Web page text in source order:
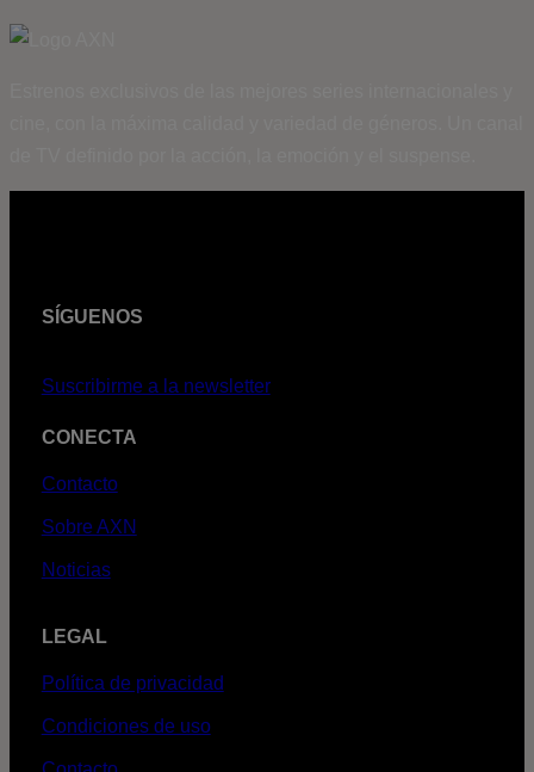
SÍGUENOS
Suscribirme a la newsletter
CONECTA
Contacto
Sobre AXN
Noticias
LEGAL
Política de privacidad
Condiciones de uso